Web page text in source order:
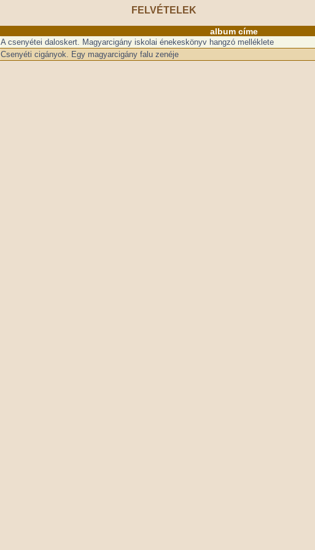
FELVÉTELEK
album címe
A csenyétei daloskert. Magyarcigány iskolai énekeskönyv hangzó melléklete
Csenyéti cigányok. Egy magyarcigány falu zenéje